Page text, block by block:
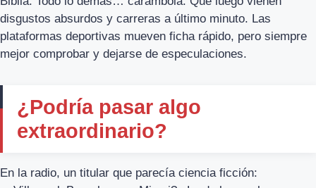
disgustos absurdos y carreras a último minuto. Las
plataformas deportivas mueven ficha rápido, pero siempre
mejor comprobar y dejarse de especulaciones.
¿Podría pasar algo
extraordinario?
En la radio, un titular que parecía ciencia ficción: